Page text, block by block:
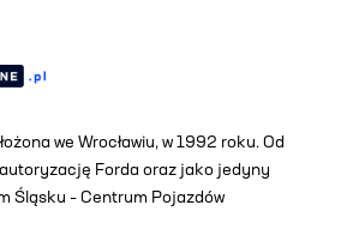
we Wrocławiu, w 1992 roku. Od
Forda oraz jako jedyny
Śląsku – Centrum Pojazdów